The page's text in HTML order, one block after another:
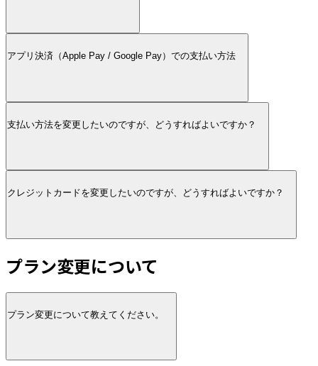
アプリ決済（Apple Pay / Google Pay）での支払い方法
支払い方法を変更したいのですが、どうすればよいですか？
クレジットカードを変更したいのですが、どうすればよいですか？
プラン変更について
プラン変更について教えてください。